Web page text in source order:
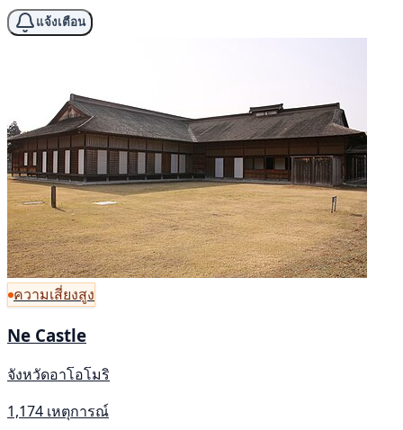
แจ้งเตือน
ความเสี่ยงสูง
Ne Castle
จังหวัดอาโอโมริ
1,174 เหตุการณ์